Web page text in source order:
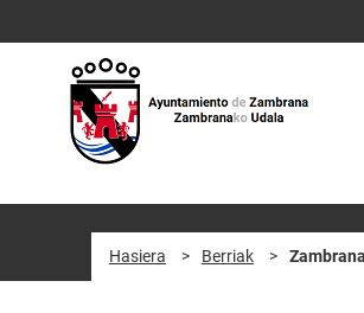
Hasiera > Berriak >